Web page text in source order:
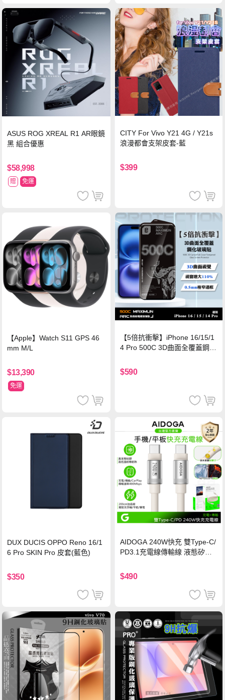
ASUS ROG XREAL R1 AR眼鏡
黑 組合優惠
$58,998
贈 免運
CITY For Vivo Y21 4G / Y21s
浪漫都會支架皮套-藍
$399
【Apple】Watch S11 GPS 46
mm M/L
$13,390
免運
【5倍抗衝擊】iPhone 16/15/1
4 Pro 500C 3D曲面全覆蓋鋼化
保護貼
$590
DUX DUCIS OPPO Reno 16/1
6 Pro SKIN Pro 皮套(藍色)
$350
AIDOGA 240W快充 雙Type-C/
PD3.1充電線傳輸線 液態矽膠
機/平板/筆電
$490